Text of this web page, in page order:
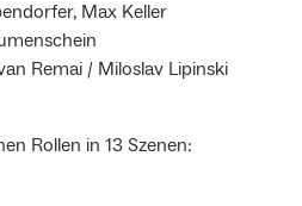
Max Keller
Remai / Miloslav Lipinski
Rollen in 13 Szenen: